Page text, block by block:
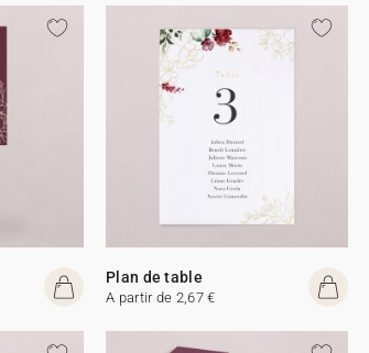
Plan de table
A partir de 2,67 €